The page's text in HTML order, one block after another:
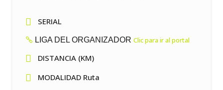
 SERIAL
LIGA DEL ORGANIZADOR Clic para ir al portal
 DISTANCIA (KM)
 MODALIDAD Ruta